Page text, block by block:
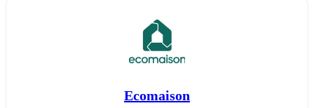
Ecomaison